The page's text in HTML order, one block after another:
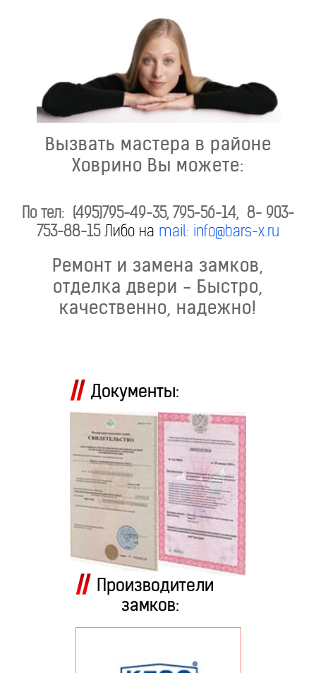
Вызвать мастера в районе
Ховрино Вы можете:
По тел: (495)795-49-35, 795-56-14, 8- 903-
753-88-15Либо на mail: info@bars-x.ru
Ремонт и замена замков,
отделка двери - Быстро,
качественно, надежно!
Документы:
Производители
замков: